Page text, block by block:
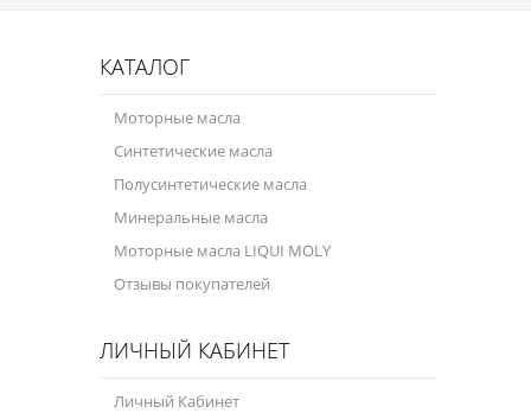
КАТАЛОГ
Моторные масла
Синтетические масла
Полусинтетические масла
Минеральные масла
Моторные масла LIQUI MOLY
Отзывы покупателей
ЛИЧНЫЙ КАБИНЕТ
Личный Кабинет